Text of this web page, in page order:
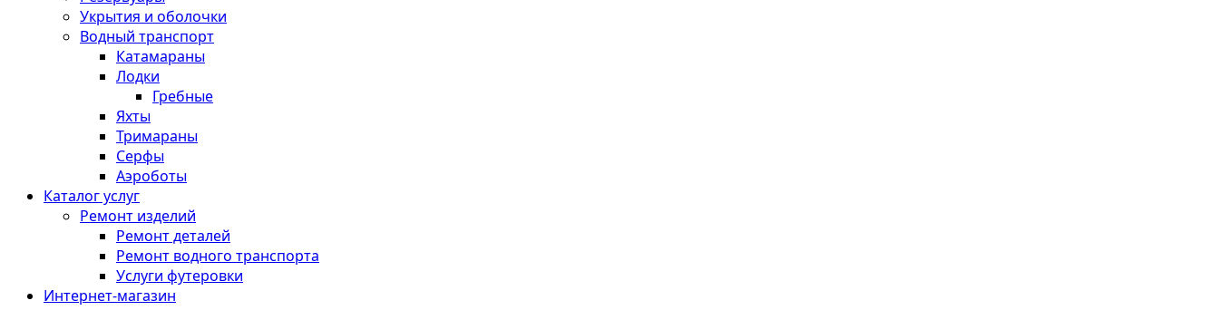
Укрытия и оболочки
Водный транспорт
Катамараны
Лодки
Гребные
Яхты
Тримараны
Серфы
Аэроботы
Каталог услуг
Ремонт изделий
Ремонт деталей
Ремонт водного транспорта
Услуги футеровки
Интернет-магазин